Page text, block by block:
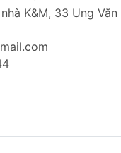
lo lắng về việc
liên tục
nhịp tim 24/7 giúp
toàn diện.
chất lượng nghỉ
K&M, 33 Ung